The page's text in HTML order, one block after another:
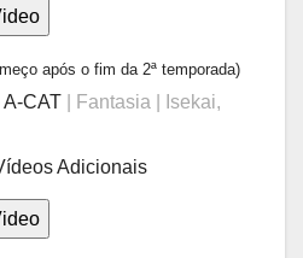
após o fim da 2ª temporada)
A-CAT
| Fantasia | Isekai,
Adicionais